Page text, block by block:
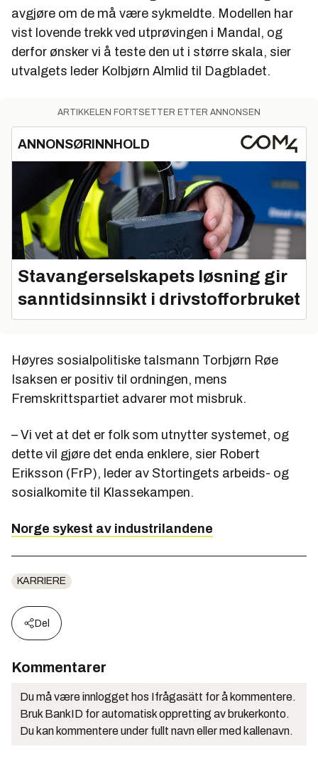
avgjøre om de må være sykmeldte. Modellen har
vist lovende trekk ved utprøvingen i Mandal, og
derfor ønsker vi å teste den ut i større skala, sier
utvalgets leder Kolbjørn Almlid til Dagbladet.
ARTIKKELEN FORTSETTER ETTER ANNONSEN
ANNONSØRINNHOLD
Stavangerselskapets løsning gir
sanntidsinnsikt i drivstofforbruket
Høyres sosialpolitiske talsmann Torbjørn Røe
Isaksen er positiv til ordningen, mens
Fremskrittspartiet advarer mot misbruk.
– Vi vet at det er folk som utnytter systemet, og
dette vil gjøre det enda enklere, sier Robert
Eriksson (FrP), leder av Stortingets arbeids- og
sosialkomite til Klassekampen.
Norge sykest av industrilandene
KARRIERE
Del
Kommentarer
Du må være innlogget hos Ifrågasätt for å kommentere.
Bruk BankID for automatisk oppretting av brukerkonto.
Du kan kommentere under fullt navn eller med kallenavn.